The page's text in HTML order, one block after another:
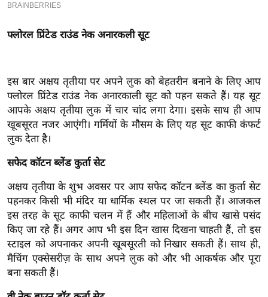
म
ई
-
र
मि
सा
ल
बे
मि
सा
ल
श
ख्सि
य
त
फ्लोरल प्रिंटेड राउंड नेक अनारकली सूट
इस बार अक्षय तृतीया पर अपने लुक को बेहतरीन बनाने के लिए आप
फ्लोरल प्रिंटेड राउंड नेक अनारकाली सूट को पहन सकते हैं। यह सूट
आपके अक्षय तृतीया लुक में चार चांद लगा देगा। इसके साथ ही आप
खूबसूरत नजर आएंगी। गर्मियों के मौसम के लिए यह सूट काफी कंफर्ट
लुक देता है।
सफेद कॉटन ब्लेंड कुर्ता सेट
अक्षय तृतीया के शुभ अवसर पर आप सफेद कॉटन ब्लेंड का कुर्ता सेट
पहनकर किसी भी मंदिर या धार्मिक स्थल पर जा सकती हैं। आजकल
इस तरह के सूट काफी चलन में हैं और महिलाओं के बीच खासे पसंद
किए जा रहे हैं। अगर आप भी इस दिन खास दिखना चाहती हैं, तो इस
स्टाइल को अपनाकर अपनी खूबसूरती को निखार सकती हैं। साथ ही,
मैचिंग एक्सेसरीज़ के साथ अपने लुक को और भी आकर्षक और पूरा
बना सकती हैं।